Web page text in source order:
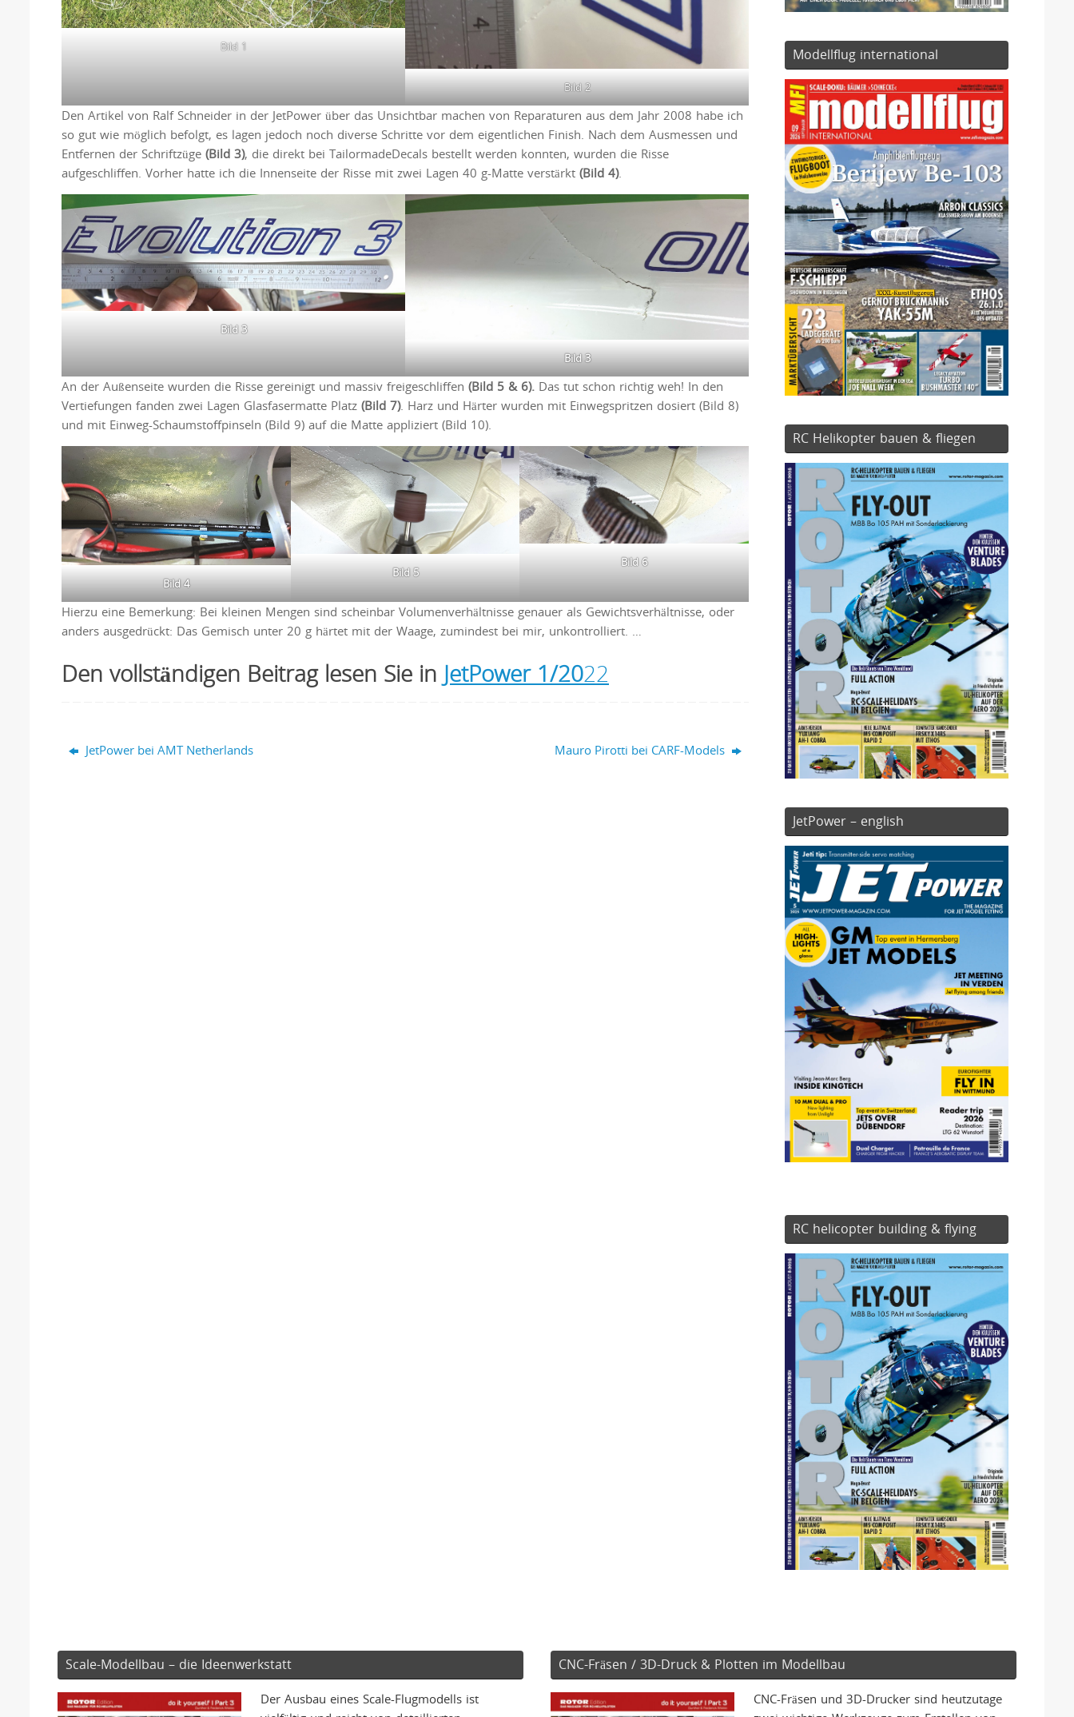
Bild 1
Bild 2
Den Artikel von Ralf Schneider in der JetPower über das Unsichtbar machen von Reparaturen aus dem Jahr 2008 habe ich
so gut wie möglich befolgt, es lagen jedoch noch diverse Schritte vor dem eigentlichen Finish. Nach dem Ausmessen und
Entfernen der Schriftzüge (Bild 3), die direkt bei TailormadeDecals bestellt werden konnten, wurden die Risse
aufgeschliffen. Vorher hatte ich die Innenseite der Risse mit zwei Lagen 40 g-Matte verstärkt (Bild 4).
Bild 3
Bild 3
An der Außenseite wurden die Risse gereinigt und massiv freigeschliffen (Bild 5 & 6). Das tut schon richtig weh! In den
Vertiefungen fanden zwei Lagen Glasfasermatte Platz (Bild 7). Harz und Härter wurden mit Einwegspritzen dosiert (Bild 8)
und mit Einweg-Schaumstoffpinseln (Bild 9) auf die Matte appliziert (Bild 10).
Bild 4
Bild 5
Bild 6
Hierzu eine Bemerkung: Bei kleinen Mengen sind scheinbar Volumenverhältnisse genauer als Gewichtsverhältnisse, oder
anders ausgedrückt: Das Gemisch unter 20 g härtet mit der Waage, zumindest bei mir, unkontrolliert. …
Den vollständigen Beitrag lesen Sie in JetPower 1/2022
JetPower bei AMT Netherlands Mauro Pirotti bei CARF-Models
Modellflug international
RC Helikopter bauen & fliegen
JetPower – english
RC helicopter building & flying
Scale-Modellbau – die Ideenwerkstatt
Der Ausbau eines Scale-Flugmodells ist
CNC-Fräsen / 3D-Druck & Plotten im Modellbau
CNC-Fräsen und 3D-Drucker sind heutzutage